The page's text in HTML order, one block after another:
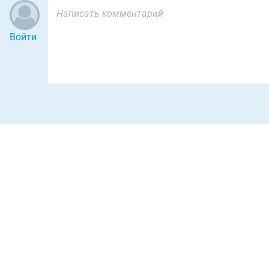
Войти